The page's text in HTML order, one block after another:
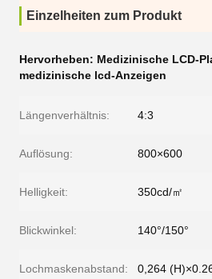
Einzelheiten zum Produkt
Hervorheben: Medizinische LCD-
medizinische lcd-Anzeigen
Längenverhältnis: 4:3
Auflösung: 800×600
Helligkeit: 350cd/㎡
Blickwinkel: 140°/150°
Lochmaskenabstand: 0,264